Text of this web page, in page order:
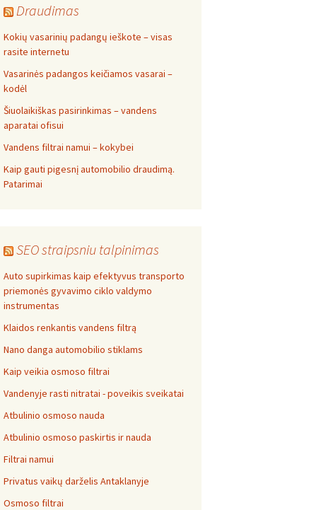
Draudimas
Kokių vasarinių padangų ieškote – visas
rasite internetu
Vasarinės padangos keičiamos vasarai –
kodėl
Šiuolaikiškas pasirinkimas – vandens
aparatai ofisui
Vandens filtrai namui – kokybei
Kaip gauti pigesnį automobilio draudimą.
Patarimai
SEO straipsniu talpinimas
Auto supirkimas kaip efektyvus transporto
priemonės gyvavimo ciklo valdymo
instrumentas
Klaidos renkantis vandens filtrą
Nano danga automobilio stiklams
Kaip veikia osmoso filtrai
Vandenyje rasti nitratai - poveikis sveikatai
Atbulinio osmoso nauda
Atbulinio osmoso paskirtis ir nauda
Filtrai namui
Privatus vaikų darželis Antaklanyje
Osmoso filtrai